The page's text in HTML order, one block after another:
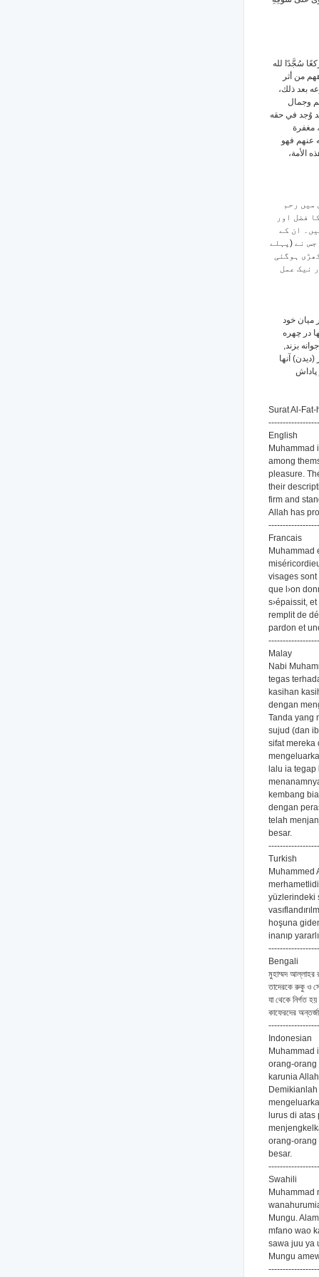
سُجَّدًا لله
من أثر
بعد ذلك،
وجمال
وُجد في حقه
مغفرة
عنهم فهو
الأمة،
میں رحم
فضل اور
ان کے
نے (پہلے
ہوگئی
نیک عمل
میان خود
در چهره
بزند,
آنها
پاداش
Surat Al-
English
Muhammad
among
pleasure.
their
firm and
Allah has
Francais
Muhammad
visages sont
que l›on
s›épaissit,
remplit de
pardon et
Malay
Nabi
tegas
kasihan
dengan
Tanda yang
sujud (dan
sifat mereka
lalu ia
kembang
dengan
telah
besar.
Turkish
Muhammed
yüzlerindeki
hoşuna
inanıp
Bengali
মুহাম্মদ আল্লাহর
তাদেরকে রুকু ও
যা থেকে নির্গত
কাফেরদের
Indonesian
Muhammad
orang-orang
karunia
lurus di
orang-orang
besar.
Swahili
Muhammad
Mungu.
mfano wao
sawa juu ya
Mungu